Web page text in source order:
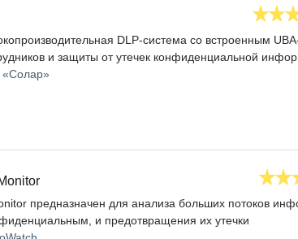
иметь только администратор информационной
DLP-система со встроенным
и защиты от утечек конфиденциальной
«Солар»
предназначен для анализа больших потоков
и предотвращения их утечки